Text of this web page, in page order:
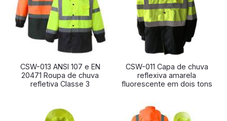
CSW-013 ANSI 107 e EN
20471 Roupa de chuva
refletiva Classe 3
CSW-011 Capa de chuva
reflexiva amarela
fluorescente em dois tons